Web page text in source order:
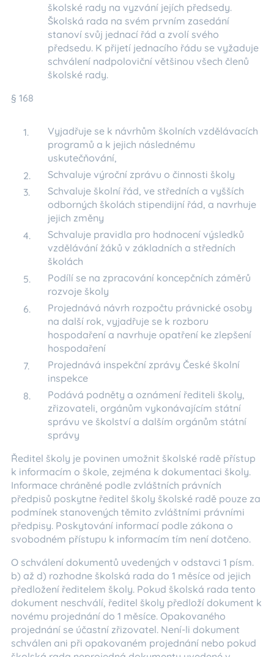
školské rady na vyzvání jejích předsedy.
Školská rada na svém prvním zasedání
stanoví svůj jednací řád a zvolí svého
předsedu. K přijetí jednacího řádu se vyžaduje
schválení nadpoloviční většinou všech členů
školské rady.
§ 168
Vyjadřuje se k návrhům školních vzdělávacích
programů a k jejich následnému
uskutečňování,
Schvaluje výroční zprávu o činnosti školy
Schvaluje školní řád, ve středních a vyšších
odborných školách stipendijní řád, a navrhuje
jejich změny
Schvaluje pravidla pro hodnocení výsledků
vzdělávání žáků v základních a středních
školách
Podílí se na zpracování koncepčních záměrů
rozvoje školy
Projednává návrh rozpočtu právnické osoby
na další rok, vyjadřuje se k rozboru
hospodaření a navrhuje opatření ke zlepšení
hospodaření
Projednává inspekční zprávy České školní
inspekce
Podává podněty a oznámení řediteli školy,
zřizovateli, orgánům vykonávajícím státní
správu ve školství a dalším orgánům státní
správy
Ředitel školy je povinen umožnit školské radě přístup
k informacím o škole, zejména k dokumentaci školy.
Informace chráněné podle zvláštních právních
předpisů poskytne ředitel školy školské radě pouze za
podmínek stanovených těmito zvláštními právními
předpisy. Poskytování informací podle zákona o
svobodném přístupu k informacím tím není dotčeno.
O schválení dokumentů uvedených v odstavci 1 písm.
b) až d) rozhodne školská rada do 1 měsíce od jejich
předložení ředitelem školy. Pokud školská rada tento
dokument neschválí, ředitel školy předloží dokument k
novému projednání do 1 měsíce. Opakovaného
projednání se účastní zřizovatel. Není-li dokument
schválen ani při opakovaném projednání nebo pokud